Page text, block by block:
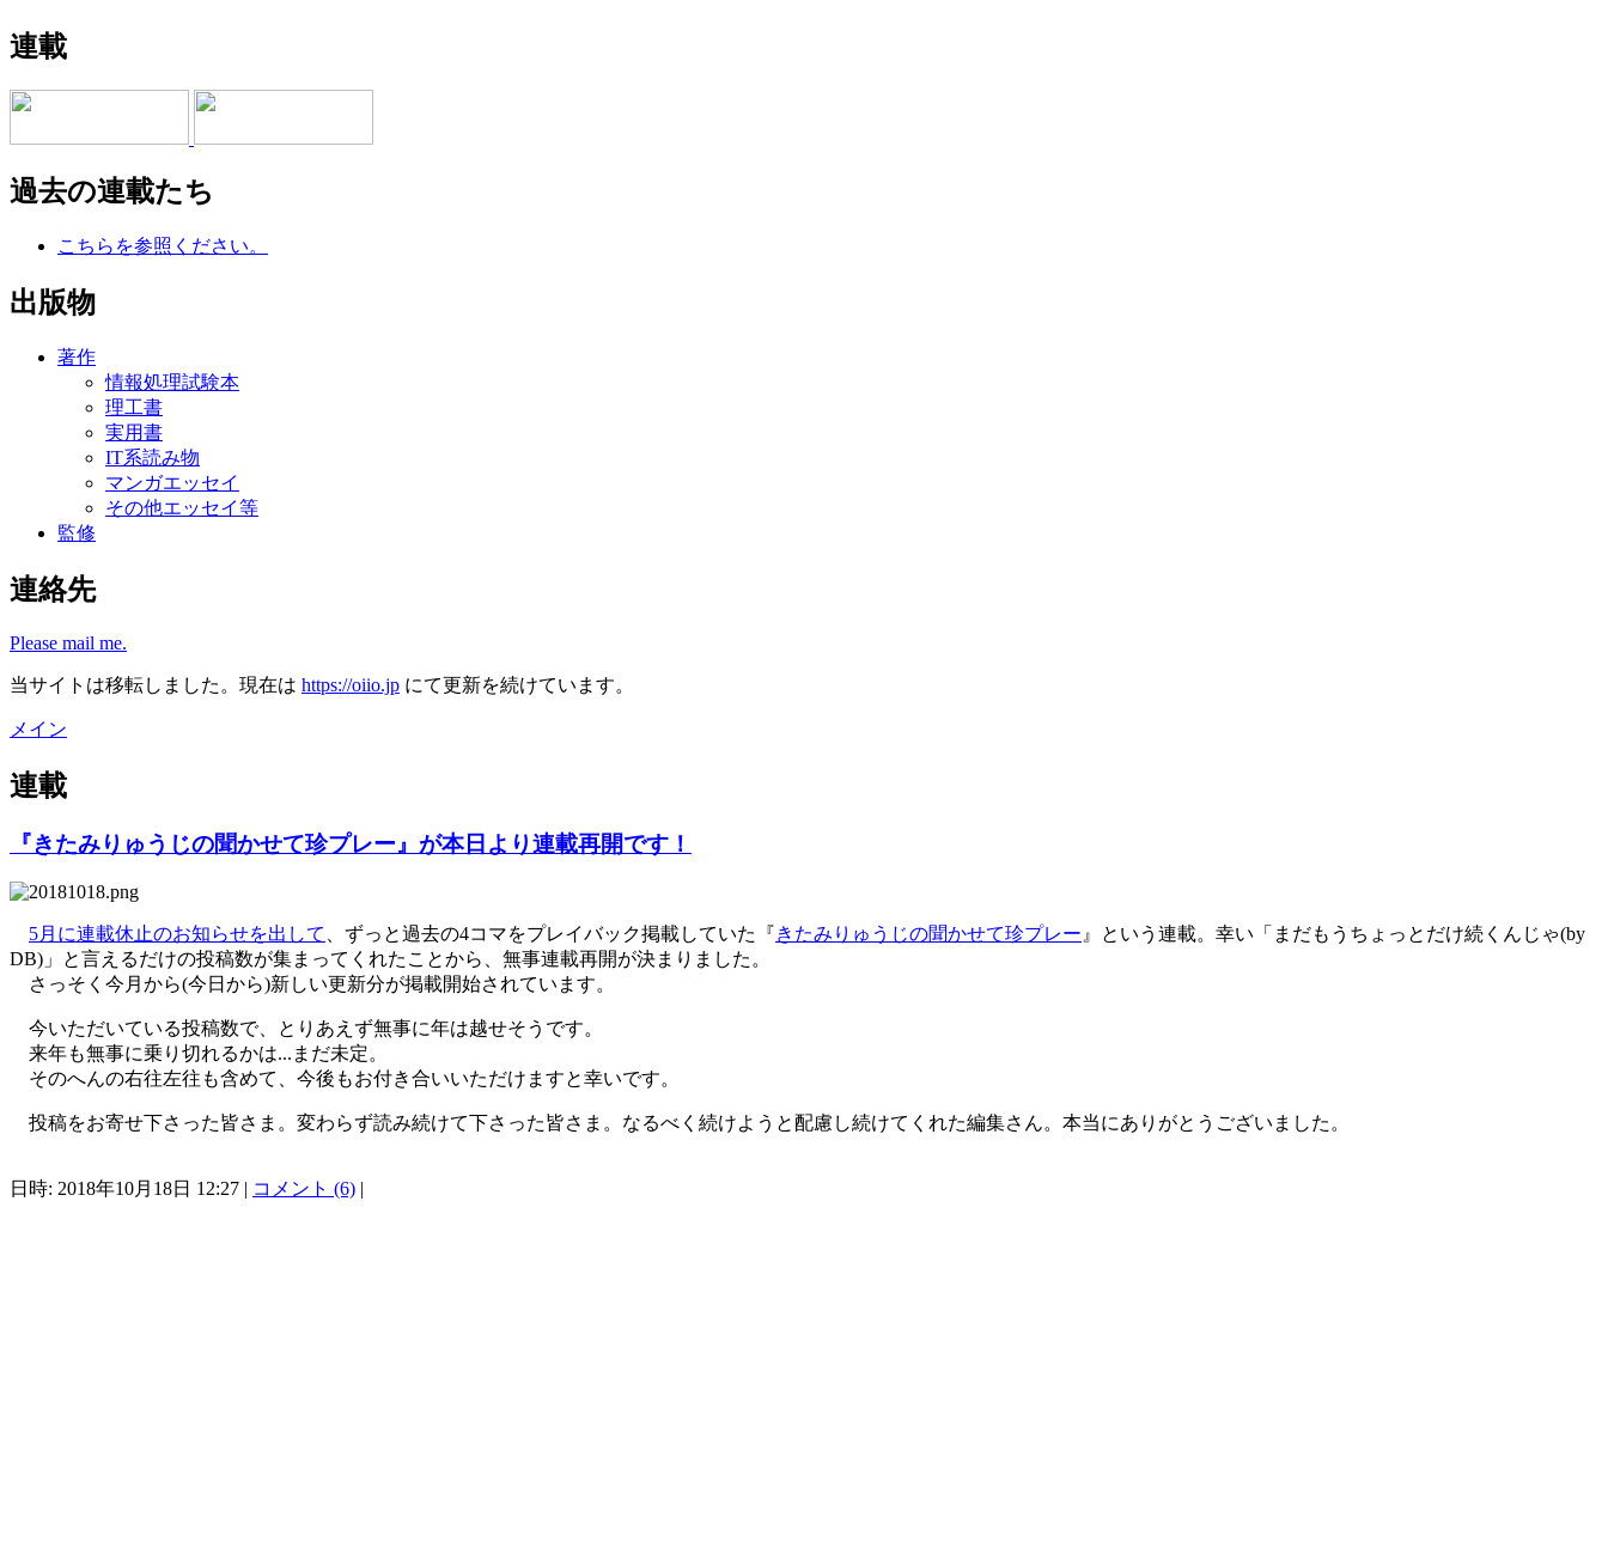
連載
過去の連載たち
こちらを参照ください。
出版物
著作
情報処理試験本
理工書
実用書
IT系読み物
マンガエッセイ
その他エッセイ等
監修
連絡先
Please mail me.
当サイトは移転しました。現在は https://oiio.jp にて更新を続けています。
メイン
連載
『きたみりゅうじの聞かせて珍プレー』が本日より連載再開です！
5月に連載休止のお知らせを出して 、ずっと過去の4コマをプレイバック掲載していた『 きたみりゅうじの聞かせて珍プレー』という連載。幸い「まだもうちょっとだけ続くんじゃ(by
DB)」と言えるだけの投稿数が集まってくれたことから、無事連載再開が決まりました。
さっそく今月から(今日から)新しい更新分が掲載開始されています。
今いただいている投稿数で、とりあえず無事に年は越せそうです。
来年も無事に乗り切れるかは...まだ未定。
そのへんの右往左往も含めて、今後もお付き合いいただけますと幸いです。
投稿をお寄せ下さった皆さま。変わらず読み続けて下さった皆さま。なるべく続けようと配慮し続けてくれた編集さん。本当にありがとうございました。
日時: 2018年10月18日 12:27 | コメント (6)